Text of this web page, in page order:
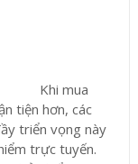
Khi mua
tiện hơn, các
triển vọng này
trực tuyến.